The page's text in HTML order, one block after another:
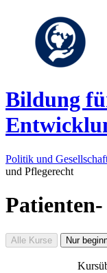
Bildung
Politik und
und Pflegerecht
Alle Kurse Nur